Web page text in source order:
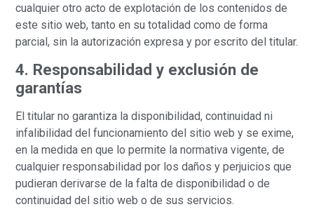
cualquier otro acto de explotación de los contenidos de
este sitio web, tanto en su totalidad como de forma
parcial, sin la autorización expresa y por escrito del titular.
4. Responsabilidad y exclusión de
garantías
El titular no garantiza la disponibilidad, continuidad ni
infalibilidad del funcionamiento del sitio web y se exime,
en la medida en que lo permite la normativa vigente, de
cualquier responsabilidad por los daños y perjuicios que
pudieran derivarse de la falta de disponibilidad o de
continuidad del sitio web o de sus servicios.